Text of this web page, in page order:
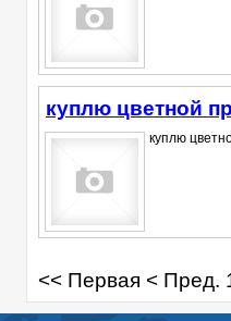
куплю цветной
куплю
<< Первая < Пред.